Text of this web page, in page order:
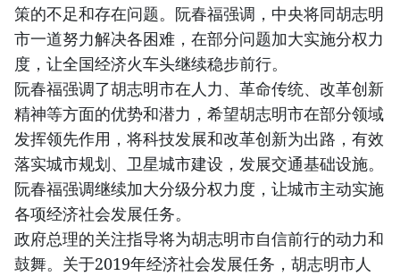
策的不足和存在问题。阮春福强调，中央将同胡志明
市一道努力解决各困难，在部分问题加大实施分权力
度，让全国经济火车头继续稳步前行。
阮春福强调了胡志明市在人力、革命传统、改革创新
精神等方面的优势和潜力，希望胡志明市在部分领域
发挥领先作用，将科技发展和改革创新为出路，有效
落实城市规划、卫星城市建设，发展交通基础设施。
阮春福强调继续加大分级分权力度，让城市主动实施
各项经济社会发展任务。
政府总理的关注指导将为胡志明市自信前行的动力和
鼓舞。关于2019年经济社会发展任务，胡志明市人